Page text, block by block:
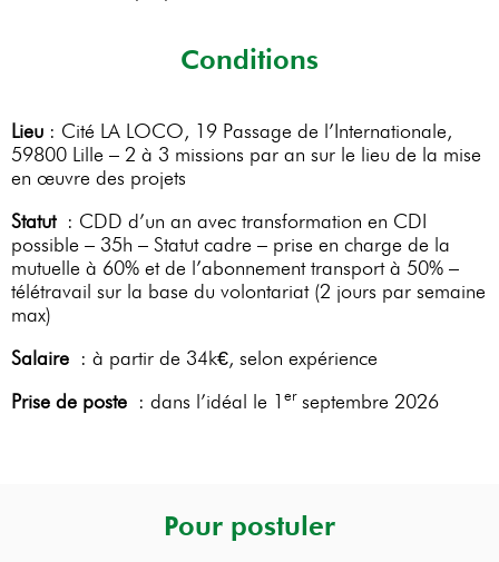
Conditions
Lieu : Cité LA LOCO, 19 Passage de l’Internationale,
59800 Lille – 2 à 3 missions par an sur le lieu de la mise
en œuvre des projets
Statut: CDD d’un an avec transformation en CDI
possible – 35h – Statut cadre – prise en charge de la
mutuelle à 60% et de l’abonnement transport à 50% –
télétravail sur la base du volontariat (2 jours par semaine
max)
Salaire : à partir de 34k€, selon expérience
Prise de poste : dans l’idéal le 1 erseptembre 2026
Pour postuler